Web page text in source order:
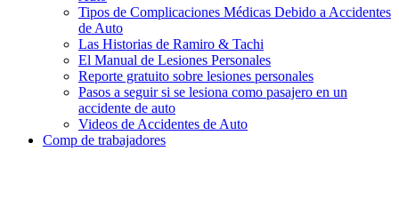
Tipos de Complicaciones Médicas Debido a Accidentes
de Auto
Las Historias de Ramiro & Tachi
El Manual de Lesiones Personales
Reporte gratuito sobre lesiones personales
Pasos a seguir si se lesiona como pasajero en un
accidente de auto
Videos de Accidentes de Auto
Comp de trabajadores